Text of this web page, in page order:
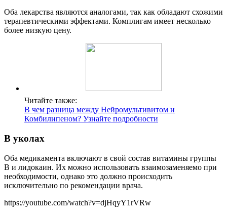
Оба лекарства являются аналогами, так как обладают схожими
терапевтическими эффектами. Комплигам имеет несколько
более низкую цену.
Читайте также:
В чем разница между Нейромультивитом и
Комбилипеном? Узнайте подробности
В уколах
Оба медикамента включают в свой состав витамины группы
В и лидокаин. Их можно использовать взаимозаменяемо при
необходимости, однако это должно происходить
исключительно по рекомендации врача.
https://youtube.com/watch?v=djHqyY1rVRw